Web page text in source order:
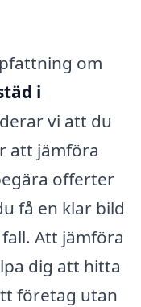
om
i
vi att du
att jämföra
offerter
få en klar bild
Att jämföra
dig att hitta
företag utan